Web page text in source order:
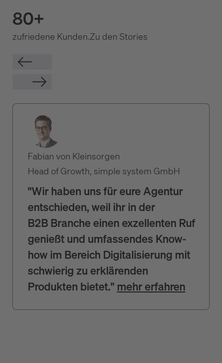
80+
zufriedene Kunden.Zu den Stories
Fabian von Kleinsorgen
Head of Growth, simple system GmbH
"Wir haben uns für eure Agentur
entschieden, weil ihr in der
B2B Branche einen exzellenten Ruf
genießt und umfassendes Know-
how im Bereich Digitalisierung mit
schwierig zu erklärenden
Produkten bietet." mehr erfahren